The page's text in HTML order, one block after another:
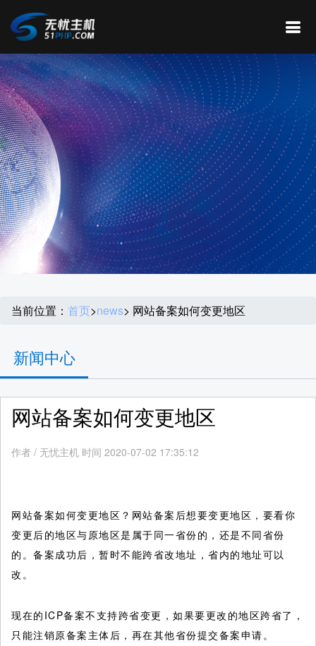
当前位置： 首页>news> 网站备案如何变更地区
新闻中心
网站备案如何变更地区
作者 / 无忧主机 时间 2020-07-02 17:35:12
网站备案如何变更地区？网站备案后想要变更地区，要看你
变更后的地区与原地区是属于同一省份的，还是不同省份
的。备案成功后，暂时不能跨省改地址，省内的地址可以
改。
现在的ICP备案不支持跨省变更，如果要更改的地区跨省了，
只能注销原备案主体后，再在其他省份提交备案申请。